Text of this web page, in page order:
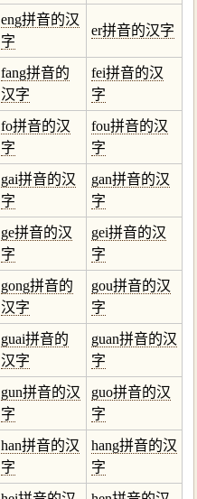
eng拼音的汉
字
er拼音的汉字
fang拼音的
汉字
fei拼音的汉
字
fo拼音的汉
字
fou拼音的汉
字
gai拼音的汉
字
gan拼音的汉
字
ge拼音的汉
字
gei拼音的汉
字
gong拼音的
汉字
gou拼音的汉
字
guai拼音的
汉字
guan拼音的汉
字
gun拼音的汉
字
guo拼音的汉
字
han拼音的汉
字
hang拼音的汉
字